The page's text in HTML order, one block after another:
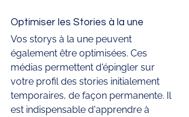
Optimiser les Stories à la une
Vos storys à la une peuvent
également être optimisées. Ces
médias permettent d'épingler sur
votre profil des stories initialement
temporaires, de façon permanente. Il
est indispensable d'apprendre à